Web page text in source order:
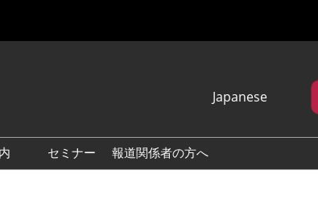
Japanese
English
繁體中文
セミナー 報道関係者の方へ